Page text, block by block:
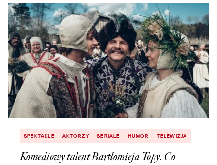
SPEKTAKLE AKTORZY SERIALE HUMOR TELEWIZJA
Komediowy talent Bartłomieja Topy. Co